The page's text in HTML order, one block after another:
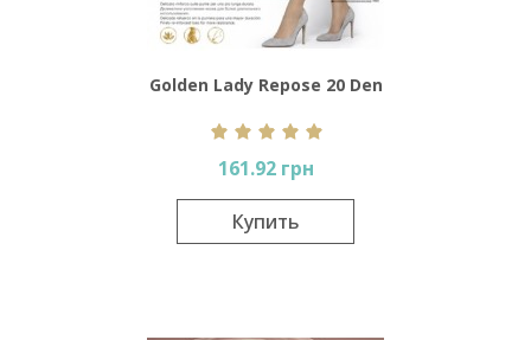
Golden Lady Repose 20 Den
161.92 грн
Купить